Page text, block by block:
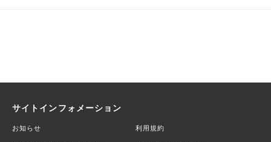
サイトインフォメーション
お知らせ 利用規約